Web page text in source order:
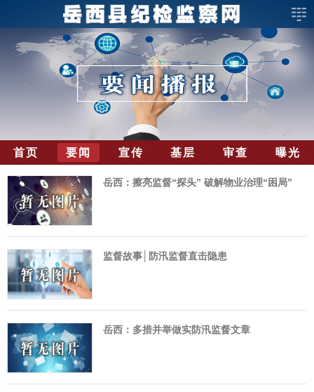
首页 要闻 宣传 基层 审查 曝光
岳西：擦亮监督“探头” 破解物业治理“困局”
监督故事│防汛监督直击隐患
岳西：多措并举做实防汛监督文章